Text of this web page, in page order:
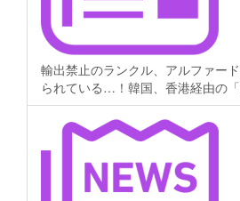
輸出禁止のランクル、アルファー
られている…！韓国、香港経由の